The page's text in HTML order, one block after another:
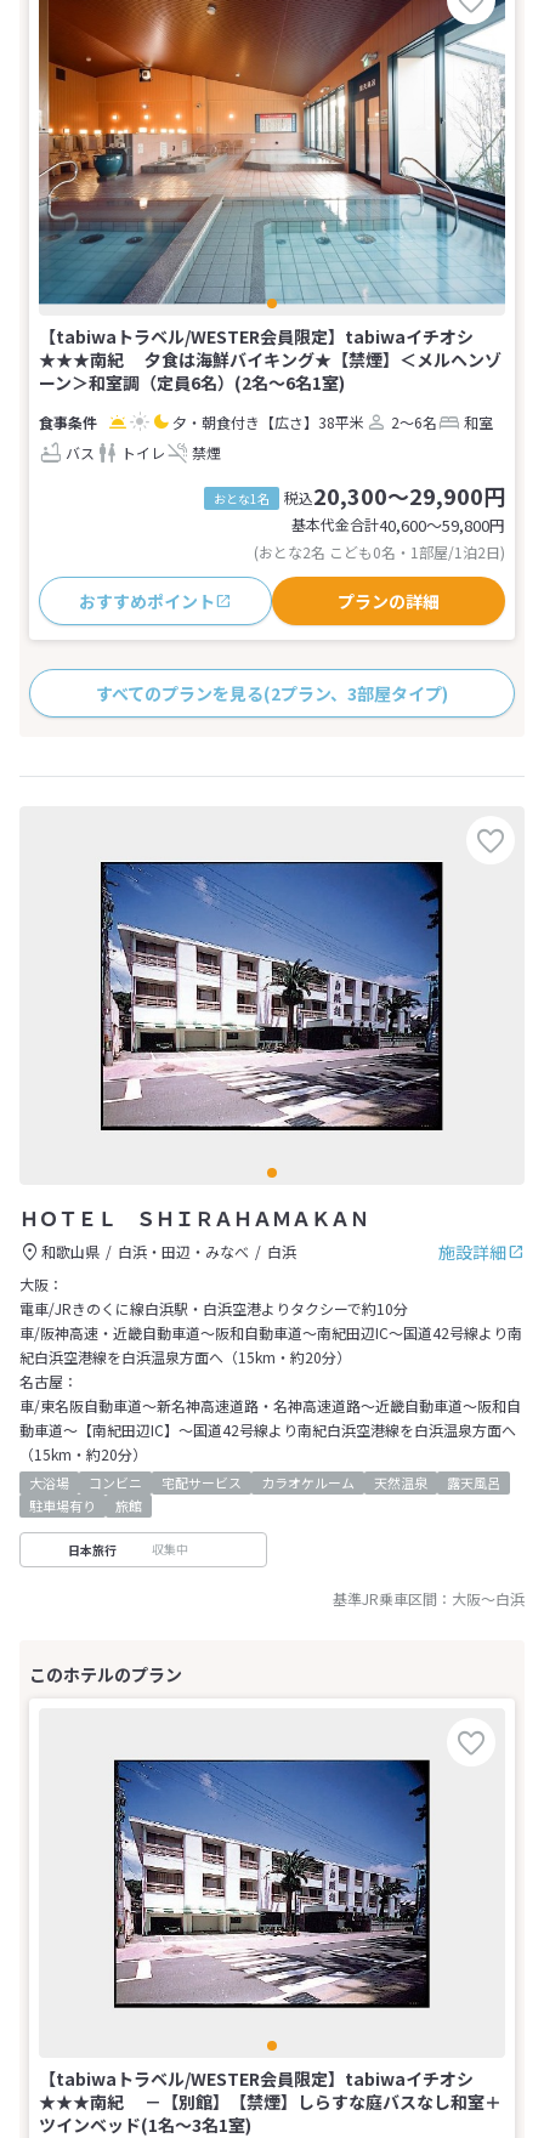
【tabiwaトラベル/WESTER会員限定】tabiwaイチオシ
★★★南紀 夕食は海鮮バイキング★【禁煙】＜メルヘンゾ
ーン＞和室調（定員6名）(2名～6名1室)
夕・朝食付き 【広さ】38平米 2～6名
和室
バス
トイレ 禁煙
おとな1名 税込20,300～29,900円
基本代金合計40,600〜59,800円
(おとな2名 こども0名・1部屋/1泊2日)
おすすめポイント プランの詳細
すべてのプランを見る(2プラン、3部屋タイプ)
ＨＯＴＥＬ ＳＨＩＲＡＨＡＭＡＫＡＮ
施設詳細
和歌山県 白浜・田辺・みなべ
白浜
大阪：
電車/JRきのくに線白浜駅・白浜空港よりタクシーで約10分
車/阪神高速・近畿自動車道～阪和自動車道～南紀田辺IC～国道42号線より南
紀白浜空港線を白浜温泉方面へ（15km・約20分）
名古屋：
車/東名阪自動車道～新名神高速道路・名神高速道路～近畿自動車道～阪和自
動車道～【南紀田辺IC】～国道42号線より南紀白浜空港線を白浜温泉方面へ
（15km・約20分）
大浴場 コンビニ 宅配サービス カラオケルーム 天然温泉
露天風呂
駐車場有り
旅館
日本旅行 収集中
基準JR乗車区間： 大阪～白浜
【tabiwaトラベル/WESTER会員限定】tabiwaイチオシ
★★★南紀 －【別館】【禁煙】しらすな庭バスなし和室＋
ツインベッド(1名～3名1室)